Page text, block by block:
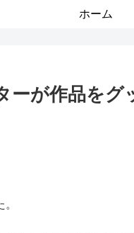
ホーム
ーが作品をグ